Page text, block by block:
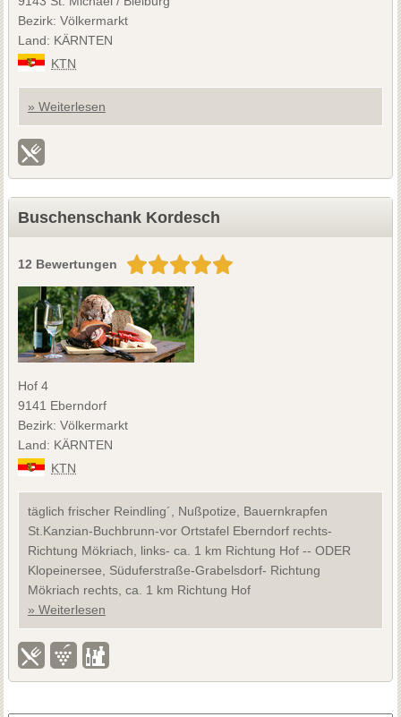
Bezirk: Völkermarkt
Land: KÄRNTEN
KTN
» Weiterlesen
Buschenschank Kordesch
12 Bewertungen
Hof 4
9141 Eberndorf
Bezirk: Völkermarkt
Land: KÄRNTEN
KTN
täglich frischer Reindling´, Nußpotize, Bauernkrapfen
St.Kanzian-Buchbrunn-vor Ortstafel Eberndorf rechts-
Richtung Mökriach, links- ca. 1 km Richtung Hof -- ODER
Klopeinersee, Süduferstraße-Grabelsdorf- Richtung
Mökriach rechts, ca. 1 km Richtung Hof
» Weiterlesen